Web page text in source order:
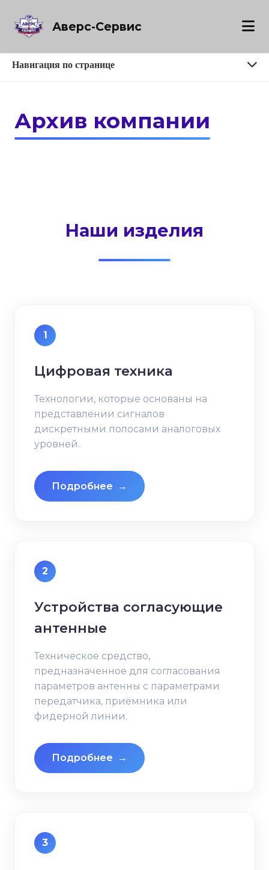
Аверс-Сервис
Навигация по странице
Архив компании
Наши изделия
1
Цифровая техника
Технологии, которые основаны на
представлении сигналов
дискретными полосами аналоговых
уровней.
Подробнее →
2
Устройства согласующие
антенные
Техническое средство,
предназначенное для согласования
параметров антенны с параметрами
передатчика, приёмника или
фидерной линии.
Подробнее →
3